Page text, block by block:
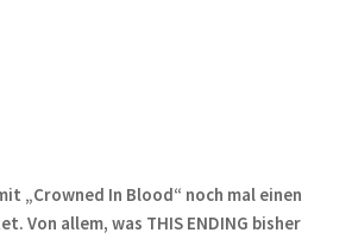
„Crowned In Blood“ noch mal einen
Von allem, was THIS ENDING bisher